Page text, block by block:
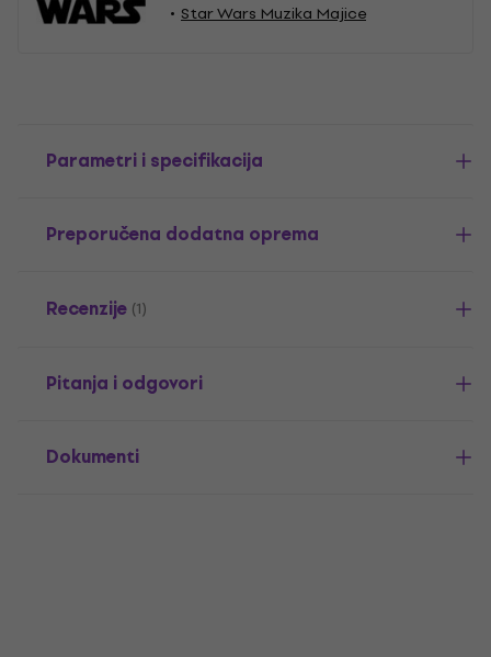
Star Wars Muzika Majice
Parametri i specifikacija
Preporučena dodatna oprema
Recenzije (1)
Pitanja i odgovori
Dokumenti